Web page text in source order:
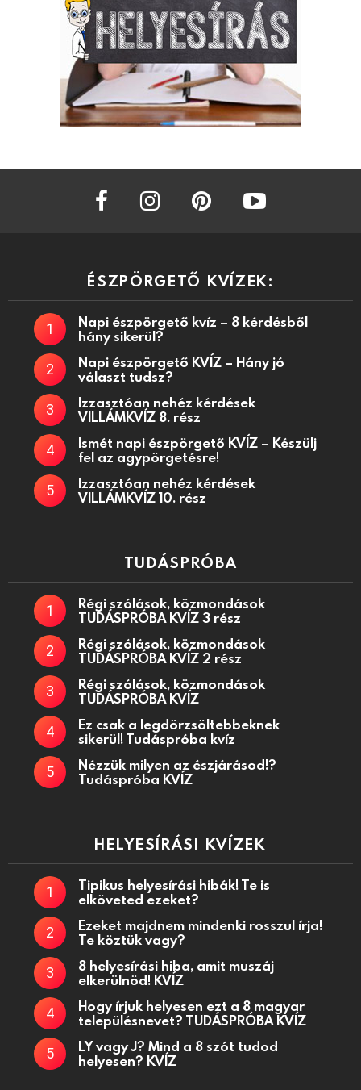
facebook instagram
ÉSZPÖRGETŐ KVÍZEK:
Napi észpörgető kvíz – 8 kérdésből
hány sikerül?
Napi észpörgető KVÍZ – Hány jó
választ tudsz?
Izzasztóan nehéz kérdések
VILLÁMKVÍZ 8. rész
Ismét napi észpörgető KVÍZ – Készülj
fel az agypörgetésre!
Izzasztóan nehéz kérdések
VILLÁMKVÍZ 10. rész
TUDÁSPRÓBA
Régi szólások, közmondások
TUDÁSPRÓBA KVÍZ 3 rész
Régi szólások, közmondások
TUDÁSPRÓBA KVÍZ 2 rész
Régi szólások, közmondások
TUDÁSPRÓBA KVÍZ
Ez csak a legdörzsöltebbeknek
sikerül! Tudáspróba kvíz
Nézzük milyen az észjárásod!?
Tudáspróba KVÍZ
HELYESÍRÁSI KVÍZEK
Tipikus helyesírási hibák! Te is
elköveted ezeket?
Ezeket majdnem mindenki rosszul írja!
Te köztük vagy?
8 helyesírási hiba, amit muszáj
elkerülnöd! KVÍZ
Hogy írjuk helyesen ezt a 8 magyar
településnevet? TUDÁSPRÓBA KVÍZ
LY vagy J? Mind a 8 szót tudod
helyesen? KVÍZ